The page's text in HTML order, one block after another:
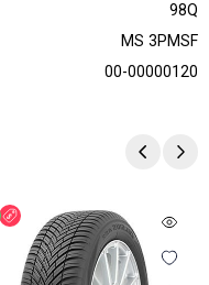
98Q
MS 3PMSF
00-00000120
უფასო მიწოდება
ფასდაკლება